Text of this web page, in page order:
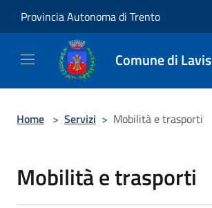
Provincia Autonoma di Trento
Comune di Lavis
Home > Servizi > Mobilità e trasporti
Mobilità e trasporti